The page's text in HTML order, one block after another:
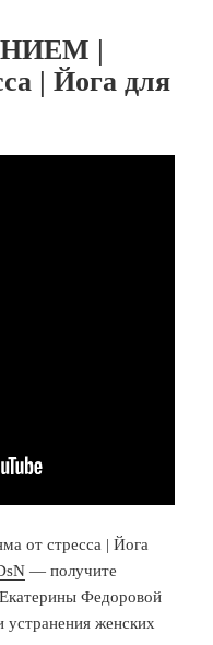
|
| Йога для
от стресса | Йога
— получите
Федоровой
устранения женских